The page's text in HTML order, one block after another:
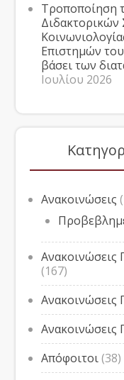
Τροποποίηση
Επιστημών
βάσει των
Ιουλίου 2026
Ανακοινώσεις
(167)
Ανακοινώσεις
Απόφοιτοι(38)